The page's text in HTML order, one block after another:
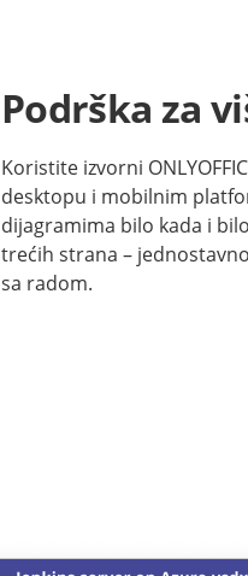
Podrška za
Koristite izvorni
desktopu i mobilnim
dijagramima bilo kada i
trećih strana –
sa radom.